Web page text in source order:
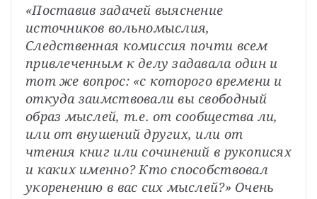
«Поставив задачей выяснение
источников вольномыслия,
Следственная комиссия почти всем
привлеченным к делу задавала один и
тот же вопрос: «с которого времени и
откуда заимствовали вы свободный
образ мыслей, т.е. от сообщества ли,
или от внушений других, или от
чтения книг или сочинений в рукописях
и каких именно? Кто способствовал
укоренению в вас сих мыслей?» Очень